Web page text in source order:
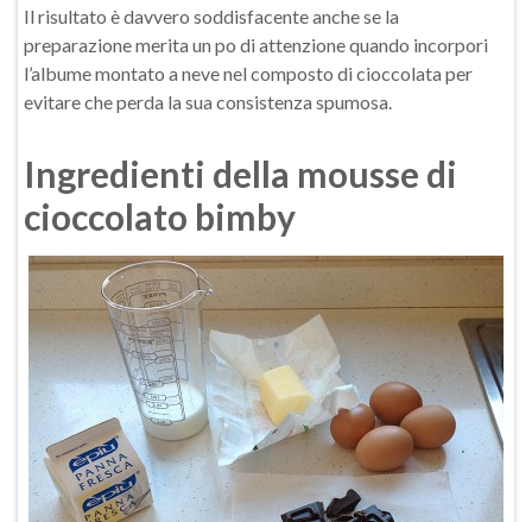
Il risultato è davvero soddisfacente anche se la
preparazione merita un po di attenzione quando incorpori
l’albume montato a neve nel composto di cioccolata per
evitare che perda la sua consistenza spumosa.
Ingredienti della mousse di
cioccolato bimby